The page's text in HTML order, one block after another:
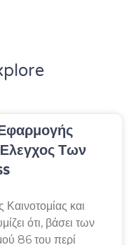
Των
και
ότι, βάσει των
86 του περί